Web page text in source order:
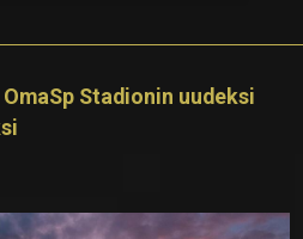
Stadionin uudeksi